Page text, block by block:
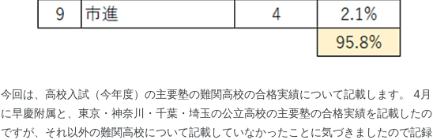
今回は、高校入試（今年度）の主要塾の難関高校の合格実績について記載します。 4月
に早慶附属と、東京・神奈川・千葉・埼玉の公立高校の主要塾の合格実績を記載したの
ですが、それ以外の難関高校について記載していなかったことに気づきましたので記録